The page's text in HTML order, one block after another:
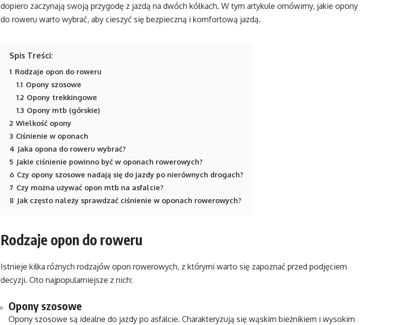
dopiero zaczynają swoją przygodę z jazdą na dwóch kółkach. W tym artykule omówimy, jakie opony
do roweru warto wybrać, aby cieszyć się bezpieczną i komfortową jazdą.
Spis Treści:
1 Rodzaje opon do roweru
1.1 Opony szosowe
1.2 Opony trekkingowe
1.3 Opony mtb (górskie)
2 Wielkość opony
3 Ciśnienie w oponach
4 Jaka opona do roweru wybrać?
5 Jakie ciśnienie powinno być w oponach rowerowych?
6 Czy opony szosowe nadają się do jazdy po nierównych drogach?
7 Czy można używać opon mtb na asfalcie?
8 Jak często należy sprawdzać ciśnienie w oponach rowerowych?
Rodzaje opon do roweru
Istnieje kilka różnych rodzajów opon rowerowych, z którymi warto się zapoznać przed podjęciem
decyzji. Oto najpopularniejsze z nich:
Opony szosowe
Opony szosowe są idealne do jazdy po asfalcie. Charakteryzują się wąskim bieżnikiem i wysokim